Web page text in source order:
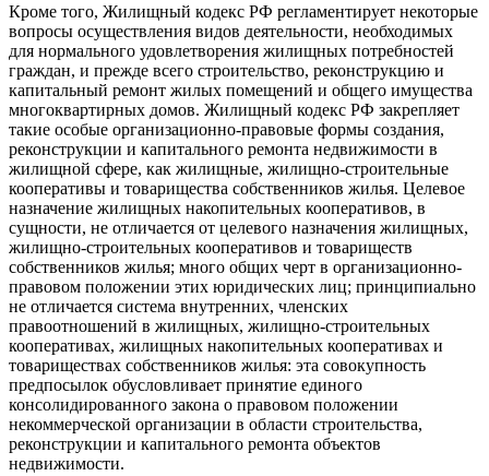
Кроме того, Жилищный кодекс РФ регламентирует некоторые
вопросы осуществления видов деятельности, необходимых
для нормального удовлетворения жилищных потребностей
граждан, и прежде всего строительство, реконструкцию и
капитальный ремонт жилых помещений и общего имущества
многоквартирных домов. Жилищный кодекс РФ закрепляет
такие особые организационно-правовые формы создания,
реконструкции и капитального ремонта недвижимости в
жилищной сфере, как жилищные, жилищно-строительные
кооперативы и товарищества собственников жилья. Целевое
назначение жилищных накопительных кооперативов, в
сущности, не отличается от целевого назначения жилищных,
жилищно-строительных кооперативов и товариществ
собственников жилья; много общих черт в организационно-
правовом положении этих юридических лиц; принципиально
не отличается система внутренних, членских
правоотношений в жилищных, жилищно-строительных
кооперативах, жилищных накопительных кооперативах и
товариществах собственников жилья: эта совокупность
предпосылок обусловливает принятие единого
консолидированного закона о правовом положении
некоммерческой организации в области строительства,
реконструкции и капитального ремонта объектов
недвижимости.